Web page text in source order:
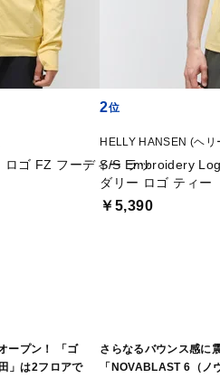
ロゴ FZ フーディー ラッ
2
HELLY HANSEN (ヘリ
S/S Embroidery
ダリー ロゴ ティー
￥5,390
ープン！ 「ゴ
」は2フロアで
さらなるバウンス感に
「NOVABLAST 6（ノ